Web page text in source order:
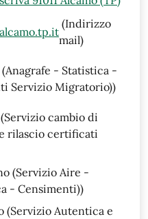
(Indirizzo
mail)
- Statistica -
Servizio Migratorio))
cambio di
rilascio certificati
(Servizio Aire -
- Censimenti))
(Servizio Autentica e